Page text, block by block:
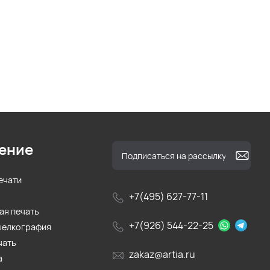
+7(495) 627-77-11
+7(926) 544-22-25
zakaz@artia.ru
печать